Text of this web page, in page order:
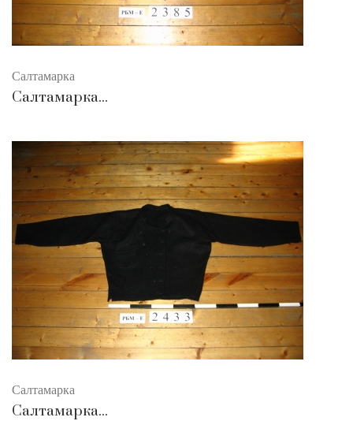
Салтамарка
Салтамарка...
Салтамарка
Салтамарка...